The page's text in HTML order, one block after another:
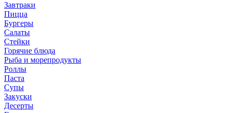
Завтраки
Пицца
Бургеры
Салаты
Стейки
Горячие блюда
Рыба и морепродукты
Роллы
Паста
Супы
Закуски
Десерты